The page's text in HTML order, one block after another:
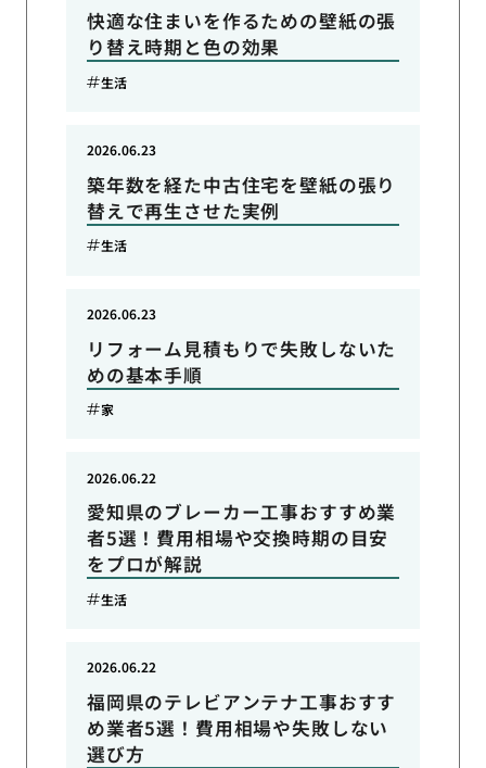
快適な住まいを作るための壁紙の張
り替え時期と色の効果
生活
築年数を経た中古住宅を壁紙の張り
替えで再生させた実例
2026.06.23
生活
リフォーム見積もりで失敗しないた
めの基本手順
2026.06.23
家
愛知県のブレーカー工事おすすめ業
者5選！費用相場や交換時期の目安
をプロが解説
2026.06.22
生活
福岡県のテレビアンテナ工事おすす
め業者5選！費用相場や失敗しない
選び方
2026.06.22